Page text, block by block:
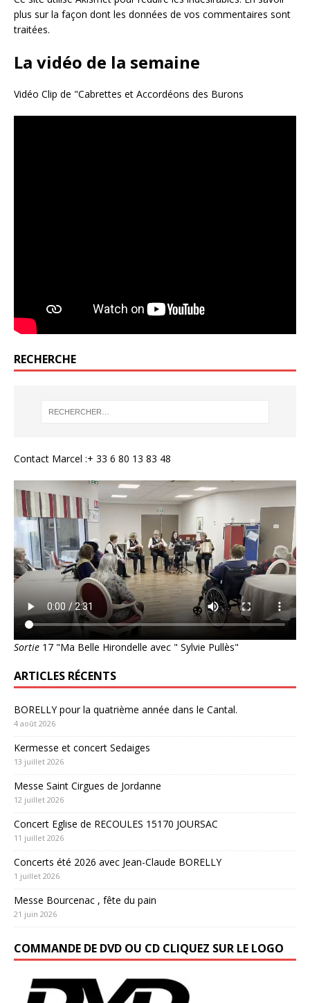
plus sur la façon dont les données de vos commentaires sont
traitées.
La vidéo de la semaine
Vidéo Clip de "Cabrettes et Accordéons des Burons
RECHERCHE
Contact Marcel :+ 33 6 80 13 83 48
Sortie 17 "Ma Belle Hirondelle avec " Sylvie Pullès"
ARTICLES RÉCENTS
BORELLY pour la quatrième année dans le Cantal.
4 août 2026
Kermesse et concert Sedaiges
13 juillet 2026
Messe Saint Cirgues de Jordanne
12 juillet 2026
Concert Eglise de RECOULES 15170 JOURSAC
11 juillet 2026
Concerts été 2026 avec Jean-Claude BORELLY
1 juillet 2026
Messe Bourcenac , fête du pain
21 juin 2026
COMMANDE DE DVD OU CD CLIQUEZ SUR LE LOGO